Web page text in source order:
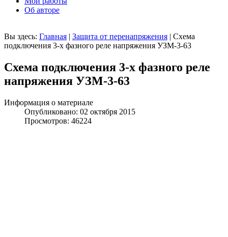
Об авторе
Вы здесь: Главная | Защита от перенапряжения | Схема
подключения 3-х фазного реле напряжения УЗМ-3-63
Схема подключения 3-х фазного реле
напряжения УЗМ-3-63
Информация о материале
Опубликовано: 02 октября 2015
Просмотров: 46224